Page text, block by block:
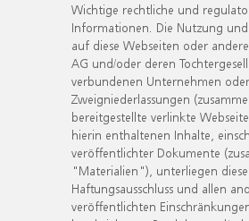
Wichtige rechtliche und
Informationen. Die Nutzung
auf diese Webseiten oder
AG und/oder deren
verbundenen Unternehmen oder
Zweigniederlassungen
bereitgestellte verlinkte
hierin enthaltenen Inhalte,
veröffentlichter Dokumente
"Materialien"), unterliegen
Haftungsausschluss und allen
veröffentlichten